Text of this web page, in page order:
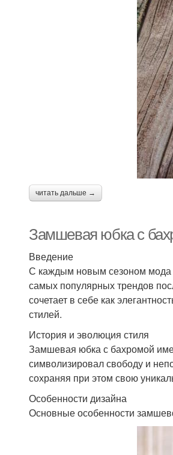
читать дальше →
Замшевая юбка с
Введение
С каждым новым сезоном мода
самых популярных трендов
сочетает в себе как
стилей.
История и эволюция стиля
Замшевая юбка с бахромой
символизировал свободу и
сохраняя при этом свою
Особенности дизайна
Основные особенности